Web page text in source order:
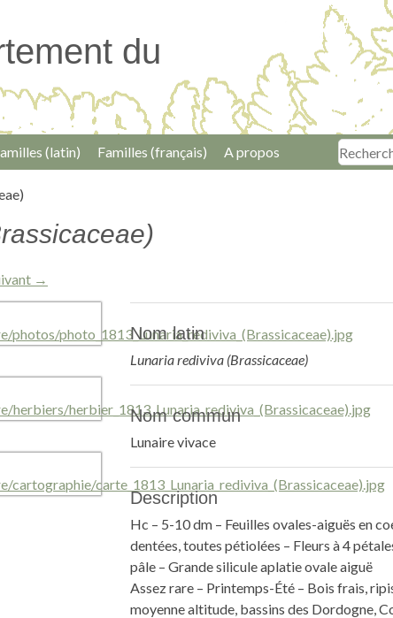
du
(latin) Familles (français) A propos
→
Nom latin
Lunaria rediviva (Brassicaceae)
Nom commun
Lunaire vivace
Description
Hc – 5-10 dm – Feuilles ovales-aiguës en
dentées, toutes pétiolées – Fleurs à 4
pâle – Grande silicule aplatie ovale aiguë
Assez rare – Printemps-Été – Bois frais,
moyenne altitude, bassins des Dordogne,